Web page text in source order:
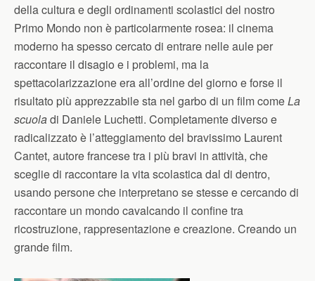
della cultura e degli ordinamenti scolastici del nostro
Primo Mondo non è particolarmente rosea: il cinema
moderno ha spesso cercato di entrare nelle aule per
raccontare il disagio e i problemi, ma la
spettacolarizzazione era all’ordine del giorno e forse il
risultato più apprezzabile sta nel garbo di un film comeLa
scuoladi Daniele Luchetti. Completamente diverso e
radicalizzato è l’atteggiamento del bravissimo Laurent
Cantet, autore francese tra i più bravi in attività, che
sceglie di raccontare la vita scolastica dal di dentro,
usando persone che interpretano se stesse e cercando di
raccontare un mondo cavalcando il confine tra
ricostruzione, rappresentazione e creazione. Creando un
grande film.